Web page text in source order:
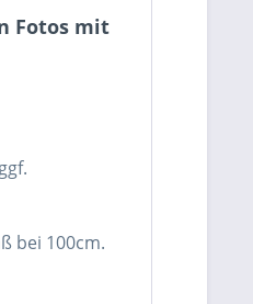
Fotos mit
bei 100cm.